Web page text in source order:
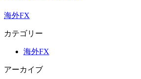
海外FX
カテゴリー
海外FX
アーカイブ